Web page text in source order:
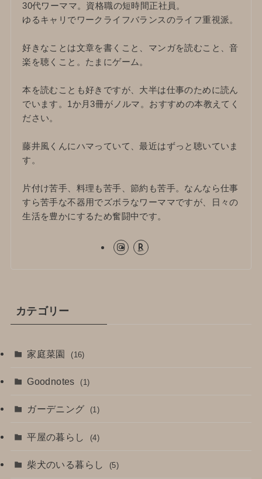
30代ワーママ。資格職の短時間正社員。
ゆるキャリでワークライフバランスのライフ重視派。
好きなことは文章を書くこと、マンガを読むこと、音
楽を聴くこと。たまにゲーム。
本を読むことも好きですが、大半は仕事のために読ん
でいます。1か月3冊がノルマ。おすすめの本教えてく
ださい。
藤井風くんにハマっていて、最近はずっと聴いていま
す。
片付け苦手、料理も苦手、節約も苦手。なんなら仕事
すら苦手な不器用でズボラなワーママですが、日々の
生活を豊かにするため奮闘中です。
カテゴリー
家庭菜園 (16)
Goodnotes (1)
ガーデニング (1)
平屋の暮らし (4)
柴犬のいる暮らし (5)